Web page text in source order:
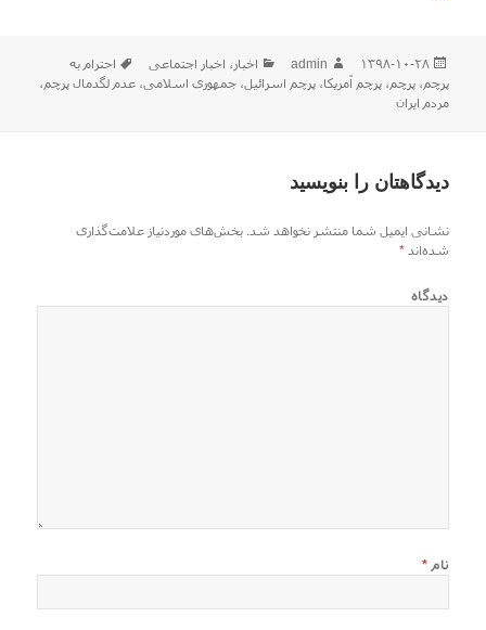
ارسال
شده
در
۱۳۹۸-۱۰-۲۸ نویسنده
admin دسته‌ها
اخبار ، اخبار اجتماعی برچسب‌ها
احترام به
پرچم،پرچم،پرچم آمریکا،پرچم اسرائیل،جمهوری اسلامی،عدم لگدمال پرچم،
مردم ایران
دیدگاهتان را بنویسید
نشانی ایمیل شما منتشر نخواهد شد.
بخش‌های موردنیاز علامت‌گذاری
شده‌اند*
دیدگاه
نام *